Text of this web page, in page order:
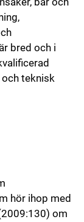
bred och i
teknisk
hör ihop med
om